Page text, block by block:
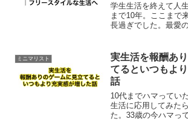
学生生活を終えて人
まで10年。ここまで
長過ぎでした。最愛
分にとって25か28歳
ンかと思いつつも気
ミニマリスト
実生活を報酬あ
てるといつもよ
話
10代までハマってい
生活に応用してみた
た。33歳の今ハマっ